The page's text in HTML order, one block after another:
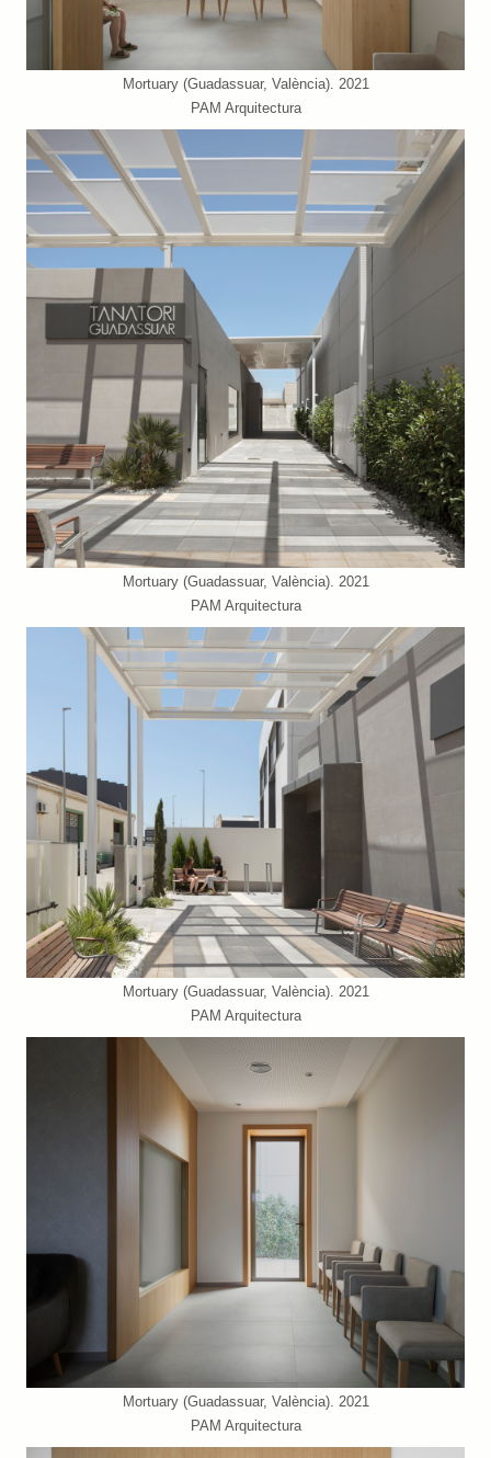
Mortuary (Guadassuar, València). 2021
PAM Arquitectura
Mortuary (Guadassuar, València). 2021
PAM Arquitectura
Mortuary (Guadassuar, València). 2021
PAM Arquitectura
Mortuary (Guadassuar, València). 2021
PAM Arquitectura